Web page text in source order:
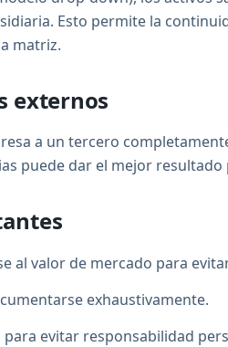
Esto permite la
matriz.
externos
a un tercero
puede dar el mejor
al valor de mercado para
exhaustivamente.
evitar responsabilidad